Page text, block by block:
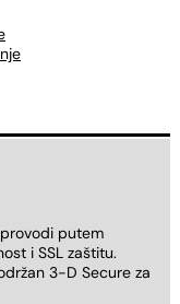
putem
i SSL zaštitu.
3-D Secure za